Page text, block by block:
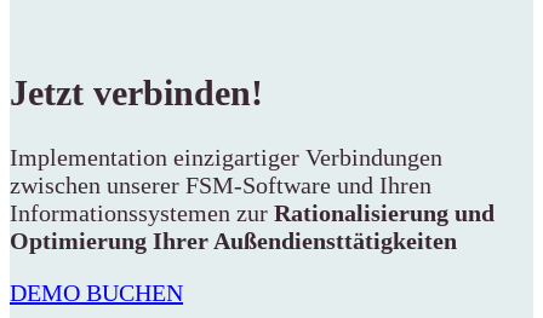
Jetzt verbinden!
Implementation einzigartiger Verbindungen
zwischen unserer FSM-Software und Ihren
Informationssystemen zur Rationalisierung und
Optimierung Ihrer Außendiensttätigkeiten
DEMO BUCHEN